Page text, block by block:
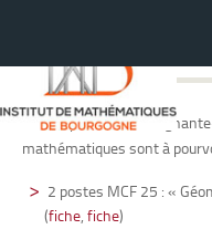
10 MAR
Quatre postes
mathématiques sont à
2 postes MCF 25 : «
(fiche, fiche)